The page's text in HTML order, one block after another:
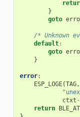
}
goto
/* Unknown
default:
goto
}
error:
ESP_LOGE(TAG,
ctxt
return